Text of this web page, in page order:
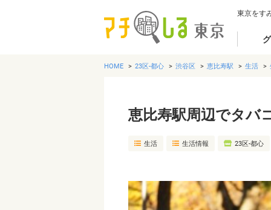
東京をす
HOME 23区-都心 渋谷区 恵比寿駅 生活
恵比寿駅周辺でタバ
生活 生活情報 23区-都心